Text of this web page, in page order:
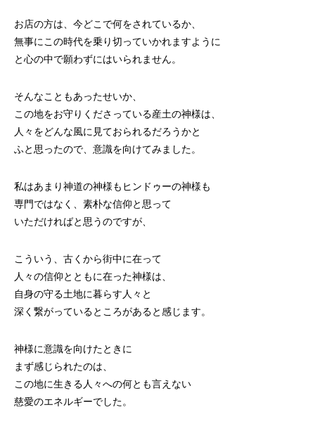
お店の方は、今どこで何をされているか、
無事にこの時代を乗り切っていかれますように
と心の中で願わずにはいられません。
そんなこともあったせいか、
この地をお守りくださっている産土の神様は、
人々をどんな風に見ておられるだろうかと
ふと思ったので、意識を向けてみました。
私はあまり神道の神様もヒンドゥーの神様も
専門ではなく、素朴な信仰と思って
いただければと思うのですが、
こういう、古くから街中に在って
人々の信仰とともに在った神様は、
自身の守る土地に暮らす人々と
深く繋がっているところがあると感じます。
神様に意識を向けたときに
まず感じられたのは、
この地に生きる人々への何とも言えない
慈愛のエネルギーでした。